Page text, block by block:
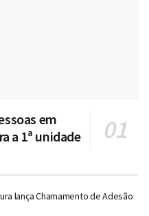
em
a 1ª unidade
lança Chamamento de Adesão